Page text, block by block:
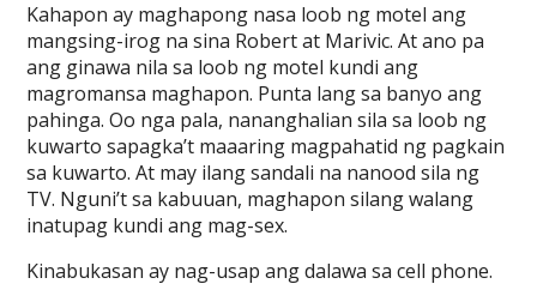
Kahapon ay maghapong nasa loob ng motel ang
mangsing-irog na sina Robert at Marivic. At ano pa
ang ginawa nila sa loob ng motel kundi ang
magromansa maghapon. Punta lang sa banyo ang
pahinga. Oo nga pala, nananghalian sila sa loob ng
kuwarto sapagka’t maaaring magpahatid ng pagkain
sa kuwarto. At may ilang sandali na nanood sila ng
TV. Nguni’t sa kabuuan, maghapon silang walang
inatupag kundi ang mag-sex.
Kinabukasan ay nag-usap ang dalawa sa cell phone.